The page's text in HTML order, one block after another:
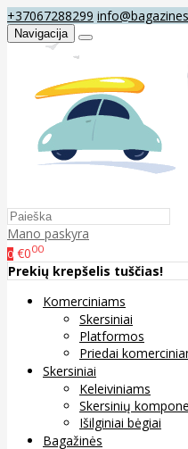
+37067288299
Navigacija
Mano paskyra
0 €000
Prekių krepšelis tuščias!
Komerciniams
Skersiniai
Platformos
Priedai
Skersiniai
Keleiviniams
Skersinių
Išilginiai bėgiai
Bagažinės